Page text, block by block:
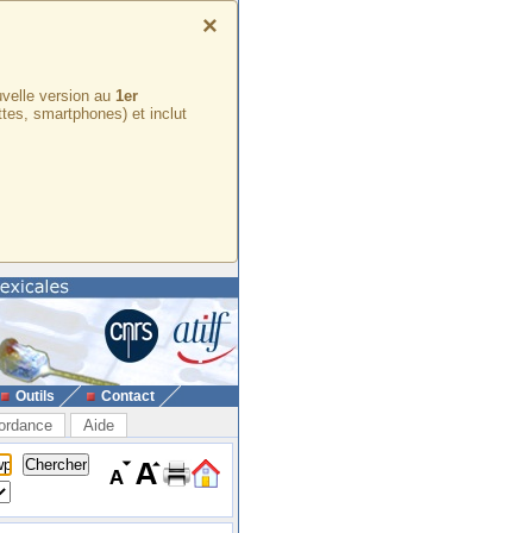
×
version au 1er
smartphones) et inclut
Outils Contact
Aide